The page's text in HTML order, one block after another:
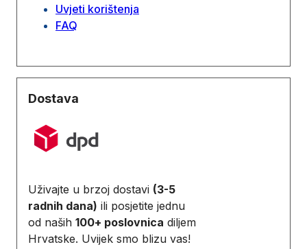
Uvjeti korištenja
FAQ
Dostava
Uživajte u brzoj dostavi (3-5
radnih dana) ili posjetite jednu
od naših 100+ poslovnica diljem
Hrvatske. Uvijek smo blizu vas!